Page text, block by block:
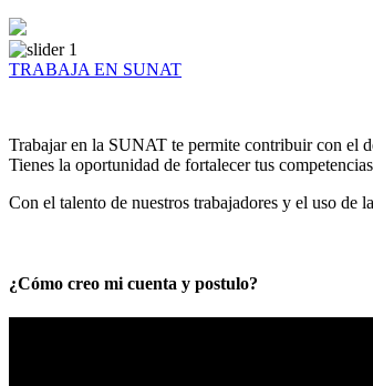
TRABAJA EN SUNAT
Trabajar en la SUNAT te permite contribuir con el
Tienes la oportunidad de fortalecer tus
Con el talento de nuestros trabajadores y el uso de
¿Cómo creo mi cuenta y postulo?